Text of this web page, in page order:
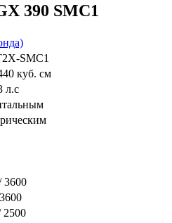
390 SMC1
SMC1
куб. см
л.с
3600
2500